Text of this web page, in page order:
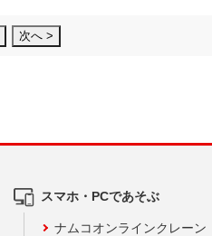
次へ >
スマホ・PCであそぶ
ナムコオンラインクレーン